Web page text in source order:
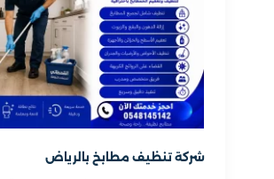
شركة تنظيف مطابخ بالرياض